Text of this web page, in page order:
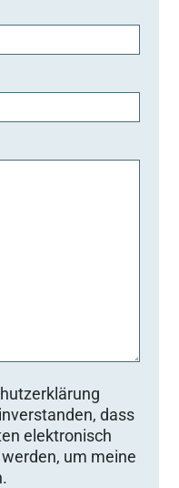
dass
elektronisch
um meine